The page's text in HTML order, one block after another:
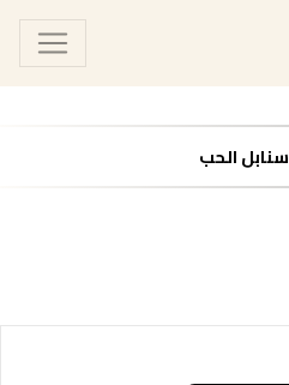
سنابل الحب